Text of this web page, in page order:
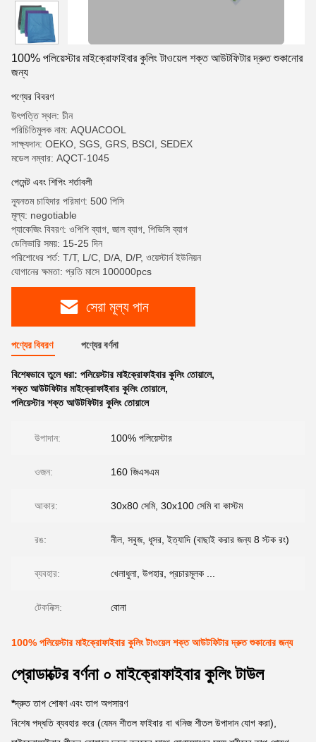
100% পলিয়েস্টার মাইক্রোফাইবার কুলিং টাওয়েল শক্ত আউটফিটার দ্রুত শুকানোর
জন্য
পণ্যের বিবরণ
উৎপত্তি স্থল: চীন
পরিচিতিমুলক নাম: AQUACOOL
সাক্ষ্যদান: OEKO, SGS, GRS, BSCI, SEDEX
মডেল নম্বার: AQCT-1045
পেমেন্ট এবং শিপিং শর্তাবলী
ন্যূনতম চাহিদার পরিমাণ: 500 পিসি
মূল্য: negotiable
প্যাকেজিং বিবরণ: ওপিপি ব্যাগ, জাল ব্যাগ, পিভিসি ব্যাগ
ডেলিভারি সময়: 15-25 দিন
পরিশোধের শর্ত: T/T, L/C, D/A, D/P, ওয়েস্টার্ন ইউনিয়ন
যোগানের ক্ষমতা: প্রতি মাসে 100000pcs
সেরা মূল্য পান
পণ্যের বিবরণ পণ্যের বর্ণনা
বিশেষভাবে তুলে ধরা: পলিয়েস্টার মাইক্রোফাইবার কুলিং তোয়ালে,
শক্ত আউটফিটার মাইক্রোফাইবার কুলিং তোয়ালে,
পলিয়েস্টার শক্ত আউটফিটার কুলিং তোয়ালে
উপাদান: 100% পলিয়েস্টার
ওজন: 160 জিএসএম
আকার: 30x80 সেমি, 30x100 সেমি বা কাস্টম
রঙ: নীল, সবুজ, ধূসর, ইত্যাদি (বাছাই করার জন্য 8 স্টক রং)
ব্যবহার: খেলাধুলা, উপহার, প্রচারমূলক ...
টেকনিক্স: বোনা
100% পলিয়েস্টার মাইক্রোফাইবার কুলিং টাওয়েল শক্ত আউটফিটার দ্রুত শুকানোর জন্য
প্রোডাক্টের বর্ণনা ০ মাইক্রোফাইবার কুলিং টাউল
*দ্রুত তাপ শোষণ এবং তাপ অপসারণ
বিশেষ পদ্ধতি ব্যবহার করে (যেমন শীতল ফাইবার বা খনিজ শীতল উপাদান যোগ করা),